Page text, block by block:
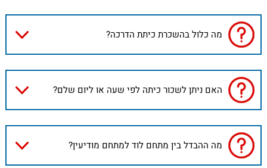
מה כלול בהשכרת כיתת הדרכה?
האם ניתן לשכור כיתה לפי שעה או ליום שלם?
מה ההבדל בין מתחם לוד למתחם מודיעין?